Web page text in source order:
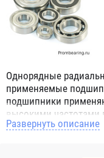
Однорядные
применяемые
подшипники
высокими
шарикоподшипники
Развернуть описание